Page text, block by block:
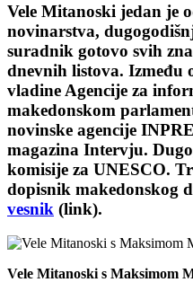
Vele Mitanoski jedan je
novinarstva,
suradnik gotovo svih
dnevnih listova. Između
vladine Agencije za
makedonskom
novinske agencije
magazina Intervju.
komisije za UNESCO.
dopisnik makedonskog
vesnik (link).
Vele Mitanoski s Maksimom